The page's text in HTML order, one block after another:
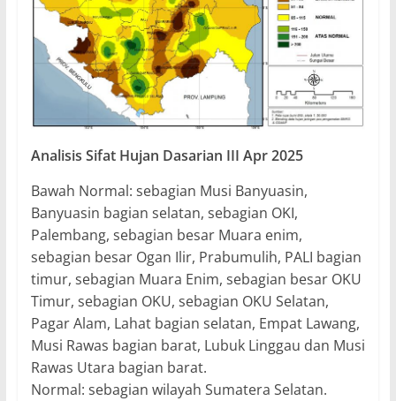
Analisis Sifat Hujan Dasarian III Apr2025
Bawah Normal: sebagian Musi Banyuasin,
Banyuasin bagian selatan, sebagian OKI,
Palembang, sebagian besar Muara enim,
sebagian besar Ogan Ilir, Prabumulih, PALI bagian
timur, sebagian Muara Enim, sebagian besar OKU
Timur, sebagian OKU, sebagian OKU Selatan,
Pagar Alam, Lahat bagian selatan, Empat Lawang,
Musi Rawas bagian barat, Lubuk Linggau dan Musi
Rawas Utara bagian barat.
Normal: sebagian wilayah Sumatera Selatan.